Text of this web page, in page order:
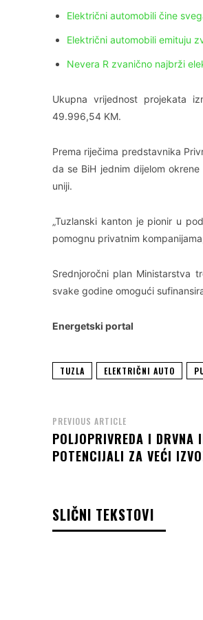
Električni automobili čine
Električni automobili emituju
Nevera R zvanično najbrži
Ukupna vrijednost projekata
49.996,54 KM.
Prema riječima predstavnika
da se BiH jednim dijelom okrene
uniji.
„Tuzlanski kanton je pionir u
pomognu privatnim
Srednjoročni plan Ministarstva
svake godine omogući
Energetski portal
TUZLA ELEKTRIČNI AUTO
PREVIOUS ARTICLE
POLJOPRIVREDA I DRVNA
POTENCIJALI ZA VEĆI
SLIČNI TEKSTOVI